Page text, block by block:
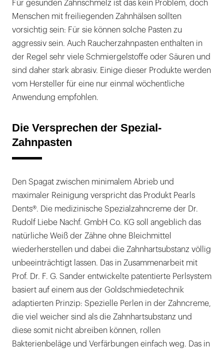
Für gesunden Zahnschmelz ist das kein Problem, doch
Menschen mit freiliegenden Zahnhälsen sollten
vorsichtig sein: Für sie können solche Pasten zu
aggressiv sein. Auch Raucherzahnpasten enthalten in
der Regel sehr viele Schmiergelstoffe oder Säuren und
sind daher stark abrasiv. Einige dieser Produkte werden
vom Hersteller für eine nur einmal wöchentliche
Anwendung empfohlen.
Die Versprechen der Spezial-
Zahnpasten
Den Spagat zwischen minimalem Abrieb und
maximaler Reinigung verspricht das Produkt Pearls
Dents®. Die medizinische Spezialzahncreme der Dr.
Rudolf Liebe Nachf. GmbH Co. KG soll angeblich das
natürliche Weiß der Zähne ohne Bleichmittel
wiederherstellen und dabei die Zahnhartsubstanz völlig
unbeeinträchtigt lassen. Das in Zusammenarbeit mit
Prof. Dr. F. G. Sander entwickelte patentierte Perlsystem
basiert auf einem aus der Goldschmiedetechnik
adaptierten Prinzip: Spezielle Perlen in der Zahncreme,
die viel weicher sind als die Zahnhartsubstanz und
diese somit nicht abreiben können, rollen
Bakterienbeläge und Verfärbungen einfach weg. Das in